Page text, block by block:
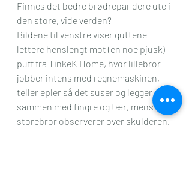
Finnes det bedre brødrepar dere ute i
den store, vide verden?
Bildene til venstre viser guttene
lettere henslengt mot (en noe pjusk)
puff fra TinkeK Home, hvor lillebror
jobber intens med regnemaskinen,
teller epler så det suser og legger
sammen med fingre og tær, mens
storebror observerer over skulderen.